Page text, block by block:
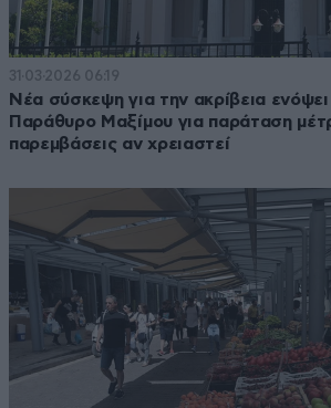
31·03·2026 06:19
Νέα σύσκεψη για την ακρίβεια
Παράθυρο Μαξίμου για παράταση
παρεμβάσεις αν χρειαστεί